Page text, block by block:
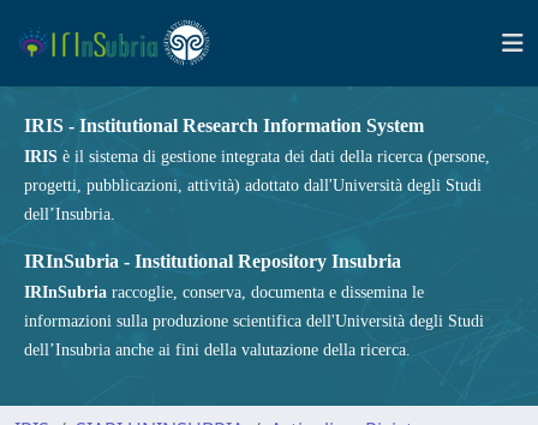
IRIS - Institutional Research Information System
IRIS è il sistema di gestione integrata dei dati della ricerca (persone,
progetti, pubblicazioni, attività) adottato dall'Università degli Studi
dell’Insubria.
IRInSubria - Institutional Repository Insubria
IRInSubria raccoglie, conserva, documenta e dissemina le
informazioni sulla produzione scientifica dell'Università degli Studi
dell’Insubria anche ai fini della valutazione della ricerca.